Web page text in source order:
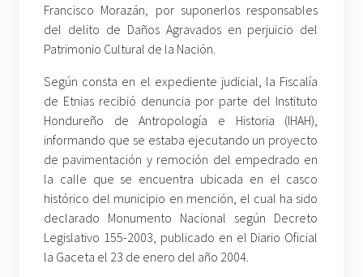
Francisco Morazán, por suponerlos responsables
del delito de Daños Agravados en perjuicio del
Patrimonio Cultural de la Nación.
Según consta en el expediente judicial, la Fiscalía
de Etnias recibió denuncia por parte del Instituto
Hondureño de Antropología e Historia (IHAH),
informando que se estaba ejecutando un proyecto
de pavimentación y remoción del empedrado en
la calle que se encuentra ubicada en el casco
histórico del municipio en mención, el cual ha sido
declarado Monumento Nacional según Decreto
Legislativo 155-2003, publicado en el Diario Oficial
la Gaceta el 23 de enero del año 2004.